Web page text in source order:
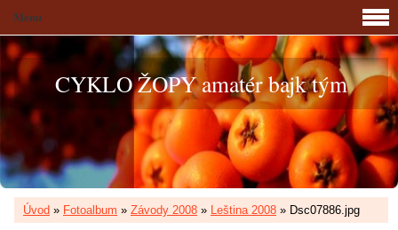
CYKLO ŽOPY amatér bajk tým
Úvod » Fotoalbum » Závody 2008 » Leština 2008 » Dsc07886.jpg
Menu